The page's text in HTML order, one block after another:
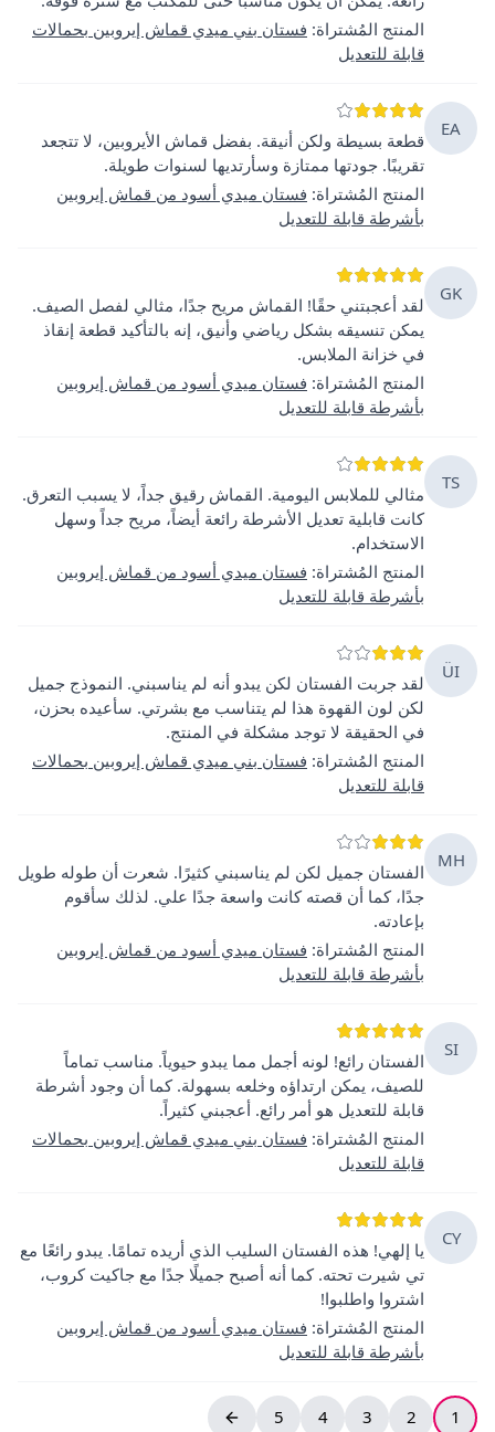
المنتج المُشتراة: فستان بني ميدي قماش إيروبين بحمالات
قابلة للتعديل
EA
قطعة بسيطة ولكن أنيقة. بفضل قماش الأيروبين، لا تتجعد
تقريبًا. جودتها ممتازة وسأرتديها لسنوات طويلة.
المنتج المُشتراة: فستان ميدي أسود من قماش إيروبين
بأشرطة قابلة للتعديل
GK
لقد أعجبتني حقًا! القماش مريح جدًا، مثالي لفصل الصيف.
يمكن تنسيقه بشكل رياضي وأنيق، إنه بالتأكيد قطعة إنقاذ
في خزانة الملابس.
المنتج المُشتراة: فستان ميدي أسود من قماش إيروبين
بأشرطة قابلة للتعديل
TS
مثالي للملابس اليومية. القماش رقيق جداً، لا يسبب التعرق.
كانت قابلية تعديل الأشرطة رائعة أيضاً، مريح جداً وسهل
الاستخدام.
المنتج المُشتراة: فستان ميدي أسود من قماش إيروبين
بأشرطة قابلة للتعديل
ÜI
لقد جربت الفستان لكن يبدو أنه لم يناسبني. النموذج جميل
لكن لون القهوة هذا لم يتناسب مع بشرتي. سأعيده بحزن،
في الحقيقة لا توجد مشكلة في المنتج.
المنتج المُشتراة: فستان بني ميدي قماش إيروبين بحمالات
قابلة للتعديل
MH
الفستان جميل لكن لم يناسبني كثيرًا. شعرت أن طوله طويل
جدًا، كما أن قصته كانت واسعة جدًا علي. لذلك سأقوم
بإعادته.
المنتج المُشتراة: فستان ميدي أسود من قماش إيروبين
بأشرطة قابلة للتعديل
SI
الفستان رائع! لونه أجمل مما يبدو حيوياً. مناسب تماماً
للصيف، يمكن ارتداؤه وخلعه بسهولة. كما أن وجود أشرطة
قابلة للتعديل هو أمر رائع. أعجبني كثيراً.
المنتج المُشتراة: فستان بني ميدي قماش إيروبين بحمالات
قابلة للتعديل
CY
يا إلهي! هذه الفستان السليب الذي أريده تمامًا. يبدو رائعًا مع
تي شيرت تحته. كما أنه أصبح جميلًا جدًا مع جاكيت كروب،
اشتروا واطلبوا!
المنتج المُشتراة: فستان ميدي أسود من قماش إيروبين
بأشرطة قابلة للتعديل
1
2
3
4
5